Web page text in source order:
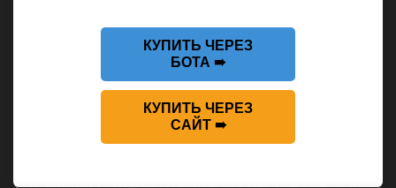
КУПИТЬ ЧЕРЕЗ
БОТА ➠
КУПИТЬ ЧЕРЕЗ
САЙТ ➠